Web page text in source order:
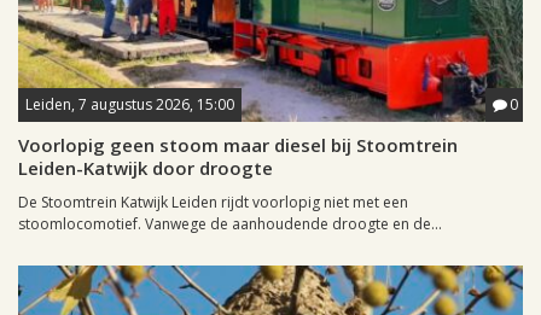
Leiden, 7 augustus 2026, 15:00 0
Voorlopig geen stoom maar diesel bij Stoomtrein
Leiden-Katwijk door droogte
De Stoomtrein Katwijk Leiden rijdt voorlopig niet met een
stoomlocomotief. Vanwege de aanhoudende droogte en de...